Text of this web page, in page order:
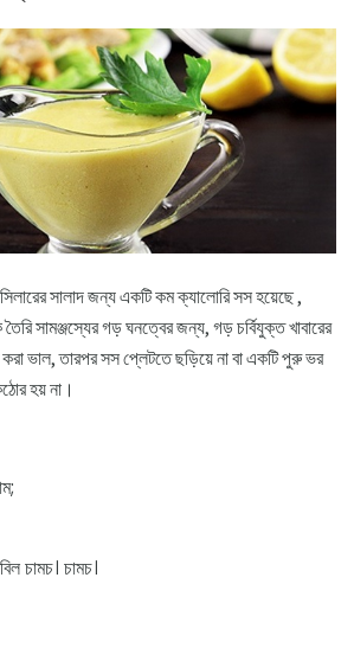
সালাদ জন্য একটি কম ক্যালোরি সস হয়েছে ,
তৈরি সামঞ্জস্যের গড় ঘনত্বের জন্য, গড় চর্বিযুক্ত খাবারের
ভাল, তারপর সস প্লেটতে ছড়িয়ে না বা একটি পুরু ভর
হয় না।
চামচ। চামচ।